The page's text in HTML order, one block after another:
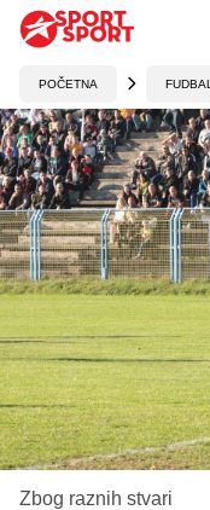
POČETNA FUDBAL
Zbog raznih stvari